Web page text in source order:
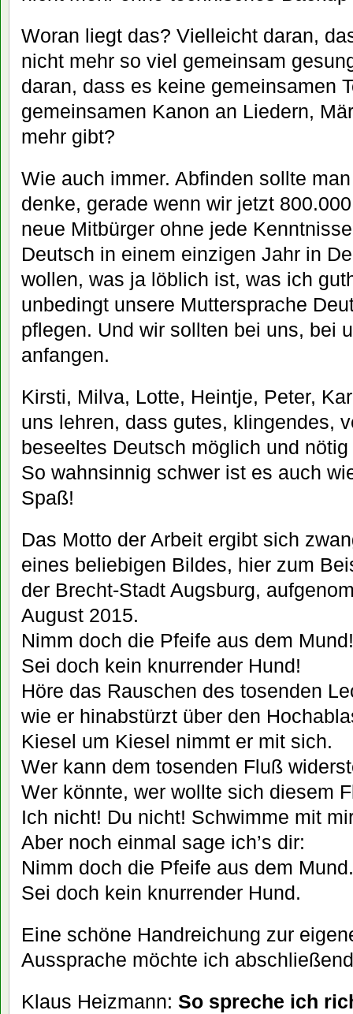
Woran liegt das? Vielleicht daran,
nicht mehr so viel gemeinsam
daran, dass es keine gemeinsamen
gemeinsamen Kanon an Liedern,
mehr gibt?
Wie auch immer. Abfinden sollte
denke, gerade wenn wir jetzt
neue Mitbürger ohne jede
Deutsch in einem einzigen Jahr in
wollen, was ja löblich ist, was ich
unbedingt unsere Muttersprache
pflegen. Und wir sollten bei uns, bei
anfangen.
Kirsti, Milva, Lotte, Heintje, Peter,
uns lehren, dass gutes, klingendes,
beseeltes Deutsch möglich und
So wahnsinnig schwer ist es auch
Spaß!
Das Motto der Arbeit ergibt sich
eines beliebigen Bildes, hier zum
der Brecht-Stadt Augsburg,
August 2015.
Nimm doch die Pfeife aus dem Mund!
Sei doch kein knurrender Hund!
Höre das Rauschen des tosenden
wie er hinabstürzt über den
Kiesel um Kiesel nimmt er mit sich.
Wer kann dem tosenden Fluß
Wer könnte, wer wollte sich diesem
Ich nicht! Du nicht! Schwimme mit
Aber noch einmal sage ich’s dir:
Nimm doch die Pfeife aus dem Mund.
Sei doch kein knurrender Hund.
Eine schöne Handreichung zur
Aussprache möchte ich
Klaus Heizmann: So spreche ich